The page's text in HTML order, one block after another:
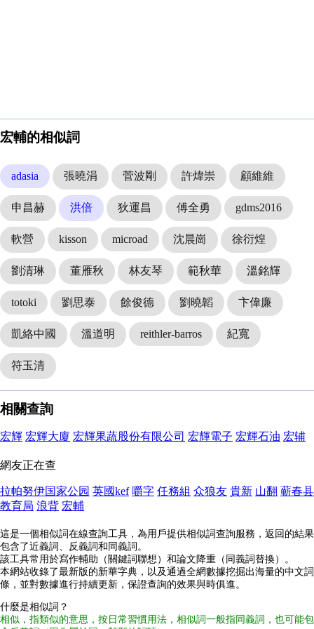
宏輔的相似詞
adasia 張曉涓 菅波剛 許煒崇 顧維維
申昌赫 洪倍 狄運昌 傅全勇 gdms2016
軟營 kisson microad 沈晨崗 徐衍煌
劉清琳 董雁秋 林友琴 範秋華 溫銘輝
totoki 劉思泰 餘俊德 劉曉韜 卞偉廉
凱絡中國 溫道明 reithler-barros 紀寬
符玉清
相關查詢
宏輝 宏輝大廈 宏輝果蔬股份有限公司 宏輝電子 宏輝石油 宏辅
網友正在查
拉帕努伊国家公园 英國kef 嚼字 任務組 众狼友 貴新 山翻 蕲春县
教育局 浪背 宏輔
這是一個相似詞在線查詢工具，為用戶提供相似詞查詢服務，返回的結果
包含了近義詞、反義詞和同義詞。
該工具常用於寫作輔助（關鍵詞聯想）和論文降重（同義詞替換）。
本網站收錄了最新版的新華字典，以及通過全網數據挖掘出海量的中文詞
條，並對數據進行持續更新，保證查詢的效果與時俱進。
什麼是相似詞？
相似，指類似的意思，按日常習慣用法，相似詞一般指同義詞，也可能包